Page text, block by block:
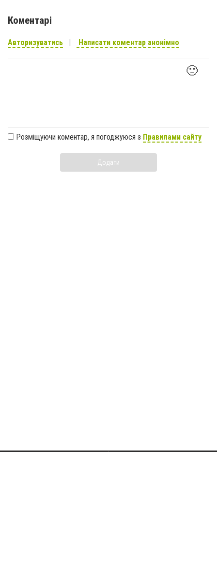
Коментарі
Авторизуватись Написати коментар анонімно
🙂
Розміщуючи коментар, я погоджуюся з Правилами сайту
Додати